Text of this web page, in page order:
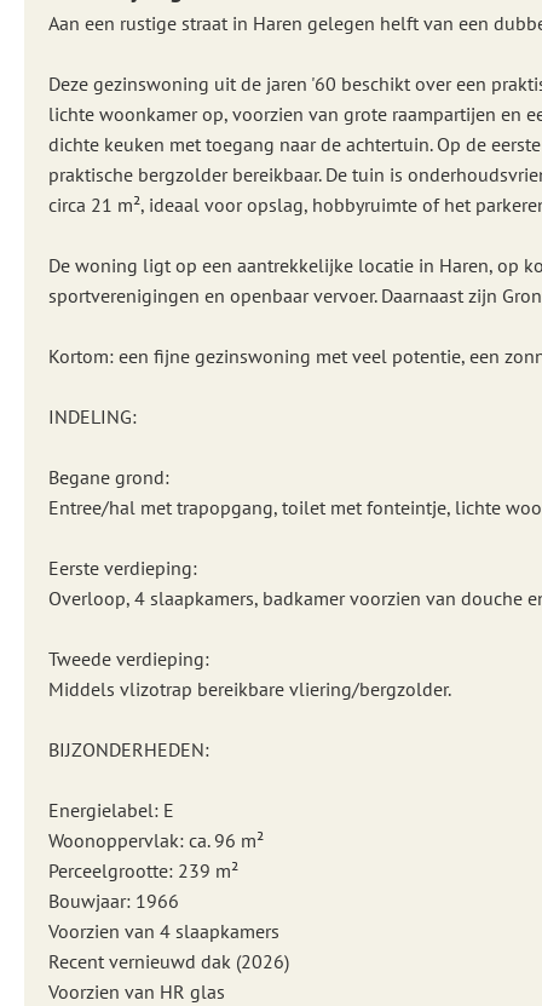
Aan een rustige straat in Haren gelegen helft van een
Deze gezinswoning uit de jaren '60 beschikt over een
lichte woonkamer op, voorzien van grote raampartijen en
dichte keuken met toegang naar de achtertuin. Op de
praktische bergzolder bereikbaar. De tuin is
circa 21 m², ideaal voor opslag, hobbyruimte of het
De woning ligt op een aantrekkelijke locatie in Haren, op
sportverenigingen en openbaar vervoer. Daarnaast zijn
Kortom: een fijne gezinswoning met veel potentie, een
INDELING:
Begane grond:
Entree/hal met trapopgang, toilet met fonteintje, lichte
Eerste verdieping:
Overloop, 4 slaapkamers, badkamer voorzien van douche
Tweede verdieping:
Middels vlizotrap bereikbare vliering/bergzolder.
BIJZONDERHEDEN:
Energielabel: E
Woonoppervlak: ca. 96 m²
Perceelgrootte: 239 m²
Bouwjaar: 1966
Voorzien van 4 slaapkamers
Recent vernieuwd dak (2026)
Voorzien van HR glas